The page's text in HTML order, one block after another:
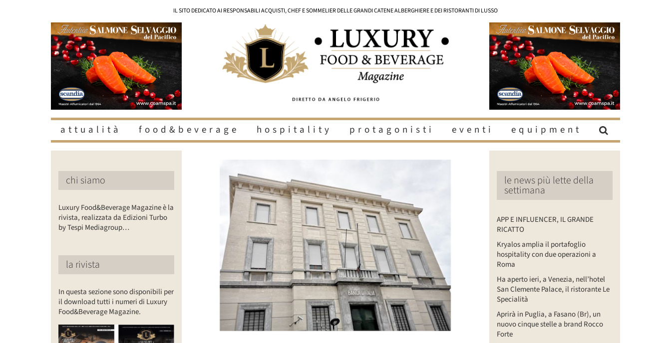
IL SITO DEDICATO AI RESPONSABILI ACQUISTI, CHEF E SOMMELIER DELLE GRANDI CATENE ALBERGHIERE E DEI RISTORANTI DI LUSSO
attualità food&beverage hospitality protagonisti eventi equipment
chi siamo
Luxury Food&Beverage Magazine è la
rivista, realizzata da Edizioni Turbo
by Tespi Mediagroup…
la rivista
In questa sezione sono disponibili per
il download tutti i numeri di Luxury
Food&Beverage Magazine.
le news più lette della
settimana
APP E INFLUENCER, IL GRANDE
RICATTO
Kryalos amplia il portafoglio
hospitality con due operazioni a
Roma
Ha aperto ieri, a Venezia, nell’hotel
San Clemente Palace, il ristorante Le
Specialità
Aprirà in Puglia, a Fasano (Br), un
nuovo cinque stelle a brand Rocco
Forte